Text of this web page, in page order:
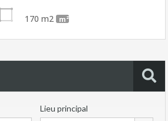
170 m2 m²
Lieu principal